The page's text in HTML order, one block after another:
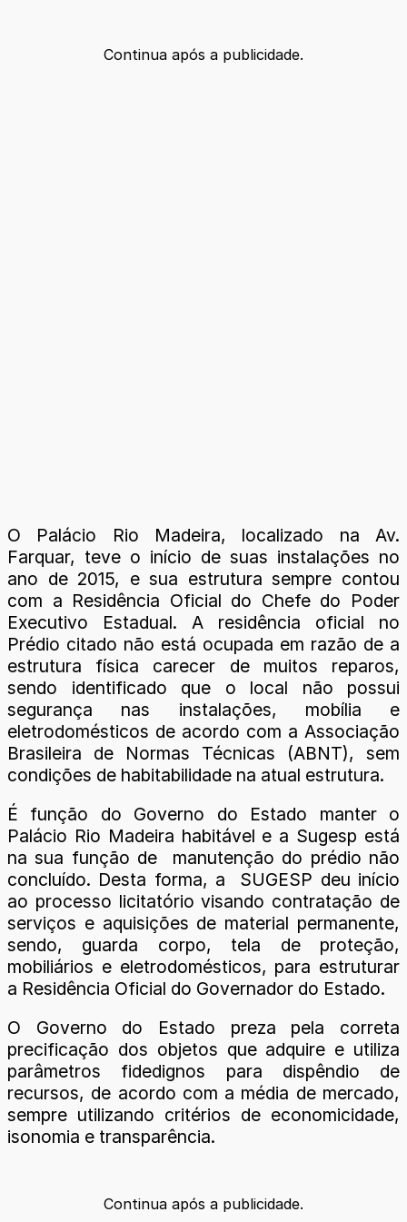
Continua após a publicidade.
O Palácio Rio Madeira, localizado na Av.
Farquar, teve o início de suas instalações no
ano de 2015, e sua estrutura sempre contou
com a Residência Oficial do Chefe do Poder
Executivo Estadual. A residência oficial no
Prédio citado não está ocupada em razão de a
estrutura física carecer de muitos reparos,
sendo identificado que o local não possui
segurança nas instalações, mobília e
eletrodomésticos de acordo com a Associação
Brasileira de Normas Técnicas (ABNT), sem
condições de habitabilidade na atual estrutura.
É função do Governo do Estado manter o
Palácio Rio Madeira habitável e a Sugesp está
na sua função de manutenção do prédio não
concluído. Desta forma, a SUGESP deu início
ao processo licitatório visando contratação de
serviços e aquisições de material permanente,
sendo, guarda corpo, tela de proteção,
mobiliários e eletrodomésticos, para estruturar
a Residência Oficial do Governador do Estado.
O Governo do Estado preza pela correta
precificação dos objetos que adquire e utiliza
parâmetros fidedignos para dispêndio de
recursos, de acordo com a média de mercado,
sempre utilizando critérios de economicidade,
isonomia e transparência.
Continua após a publicidade.